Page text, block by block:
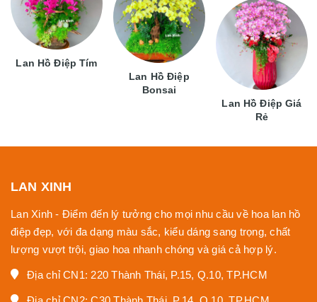
Lan Hồ Điệp Tím
Lan Hồ Điệp
Bonsai
Lan Hồ Điệp Giá
Rẻ
LAN XINH
Lan Xinh - Điểm đến lý tưởng cho mọi nhu cầu về hoa lan hồ
điệp đẹp, với đa dạng màu sắc, kiểu dáng sang trọng, chất
lượng vượt trội, giao hoa nhanh chóng và giá cả hợp lý.
Địa chỉ CN1: 220 Thành Thái, P.15, Q.10, TP.HCM